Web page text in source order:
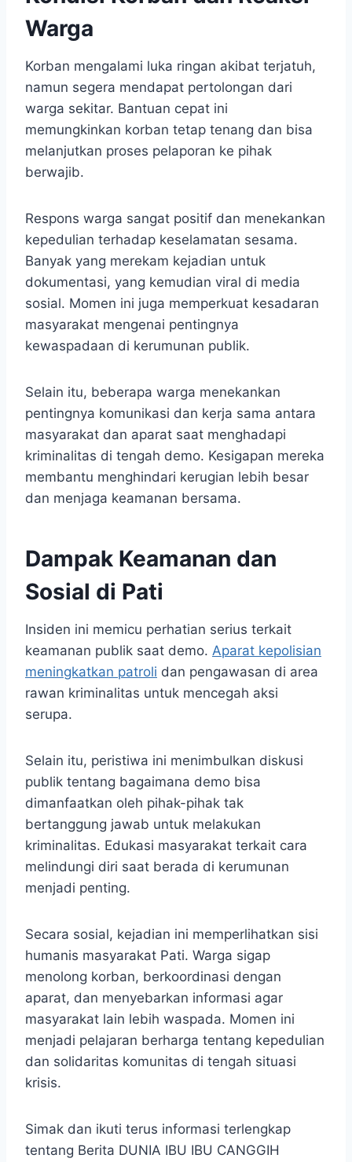
Warga
Korban mengalami luka ringan akibat terjatuh,
namun segera mendapat pertolongan dari
warga sekitar. Bantuan cepat ini
memungkinkan korban tetap tenang dan bisa
melanjutkan proses pelaporan ke pihak
berwajib.
Respons warga sangat positif dan menekankan
kepedulian terhadap keselamatan sesama.
Banyak yang merekam kejadian untuk
dokumentasi, yang kemudian viral di media
sosial. Momen ini juga memperkuat kesadaran
masyarakat mengenai pentingnya
kewaspadaan di kerumunan publik.
Selain itu, beberapa warga menekankan
pentingnya komunikasi dan kerja sama antara
masyarakat dan aparat saat menghadapi
kriminalitas di tengah demo. Kesigapan mereka
membantu menghindari kerugian lebih besar
dan menjaga keamanan bersama.
Dampak Keamanan dan
Sosial di Pati
Insiden ini memicu perhatian serius terkait
keamanan publik saat demo. Aparat kepolisian
meningkatkan patroli dan pengawasan di area
rawan kriminalitas untuk mencegah aksi
serupa.
Selain itu, peristiwa ini menimbulkan diskusi
publik tentang bagaimana demo bisa
dimanfaatkan oleh pihak-pihak tak
bertanggung jawab untuk melakukan
kriminalitas. Edukasi masyarakat terkait cara
melindungi diri saat berada di kerumunan
menjadi penting.
Secara sosial, kejadian ini memperlihatkan sisi
humanis masyarakat Pati. Warga sigap
menolong korban, berkoordinasi dengan
aparat, dan menyebarkan informasi agar
masyarakat lain lebih waspada. Momen ini
menjadi pelajaran berharga tentang kepedulian
dan solidaritas komunitas di tengah situasi
krisis.
Simak dan ikuti terus informasi terlengkap
tentang Berita DUNIA IBU IBU CANGGIH